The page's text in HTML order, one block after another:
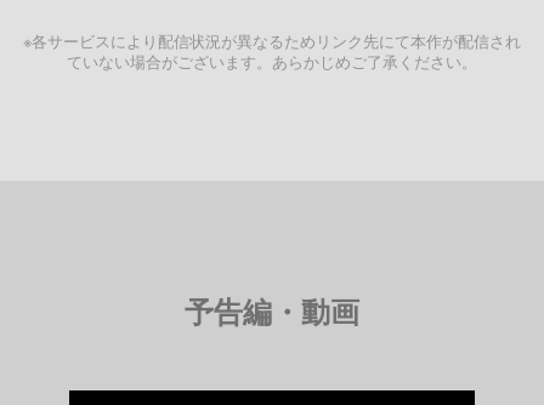
※各サービスにより配信状況が異なるためリンク先にて本作が配信され
ていない場合がございます。あらかじめご了承ください。
予告編・動画